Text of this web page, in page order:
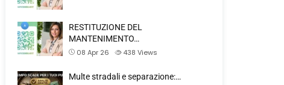
RESTITUZIONE DEL
MANTENIMENTO…
08 Apr 26
438 Views
Multe stradali e separazione:…